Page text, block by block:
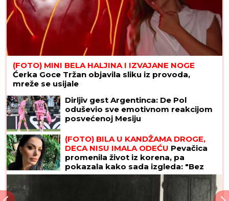
(FOTO) MINI BELA HALJINA I IZVAJANE NOGE
Ćerka Goce Tržan objavila sliku iz provoda,
mreže se usijale
Dirljiv gest Argentinca: De Pol
oduševio sve emotivnom reakcijom
posvećenoj Mesiju
(FOTO) BILA U KANDŽAMA DROGE,
DECA NISU IMALA ODEĆU Pevačica
promenila život iz korena, pa
pokazala kako sada izgleda: "Bez
filtera"